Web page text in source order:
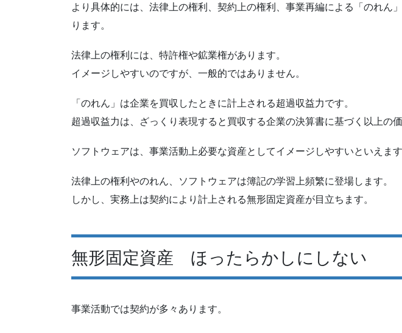
より具体的には、法律上の権利、契約上の権利、事業再編による「のれん
ります。
法律上の権利には、特許権や鉱業権があります。
イメージしやすいのですが、一般的ではありません。
「のれん」は企業を買収したときに計上される超過収益力です。
超過収益力は、ざっくり表現すると買収する企業の決算書に基づく以上の価
ソフトウェアは、事業活動上必要な資産としてイメージしやすいといえます
法律上の権利やのれん、ソフトウェアは簿記の学習上頻繁に登場します。
しかし、実務上は契約により計上される無形固定資産が目立ちます。
無形固定資産 ほったらかしにしない
事業活動では契約が多々あります。